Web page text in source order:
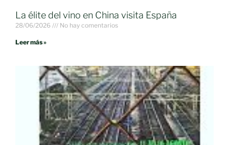
La élite del vino en China visita España
28/06/2026 No hay comentarios
Leer más »